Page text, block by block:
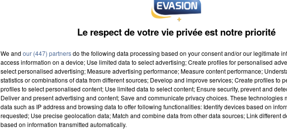
Le respect de votre vie privée est notre priorité
We and our (447) partnersdo the following data processing based on your consent and/or our legitimate
access information on a device; Use limited data to select advertising; Create profiles for personalised
select personalised advertising; Measure advertising performance; Measure content performance;
statistics or combinations of data from different sources; Develop and improve services; Create profiles to
profiles to select personalised content; Use limited data to select content; Ensure security, prevent and
Deliver and present advertising and content; Save and communicate privacy choices. These technologies
data such as IP address and browsing data to offer following functionalities: Identify devices based on
requested; Use precise geolocation data; Match and combine data from other data sources; Link different
based on information transmitted automatically.